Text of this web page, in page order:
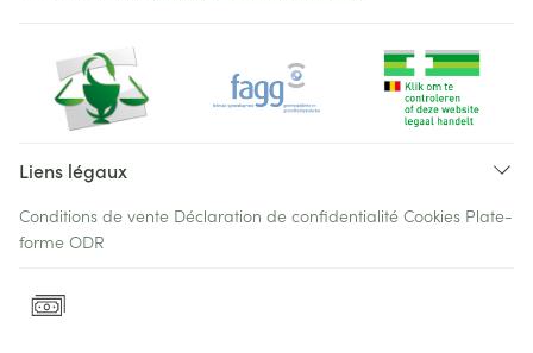
Liens légaux
Conditions de vente Déclaration de confidentialité Cookies Plate-
forme ODR